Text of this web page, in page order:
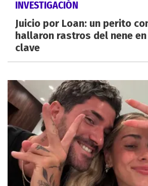
INVESTIGACIÓN
Juicio por Loan: un perito
hallaron rastros del nene
clave